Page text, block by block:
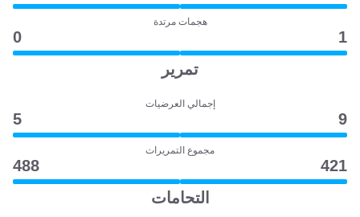
هجمات مرتدة
1
0
تمرير
إجمالي العرضيات
9
5
مجموع التمريرات
421
488
التحامات